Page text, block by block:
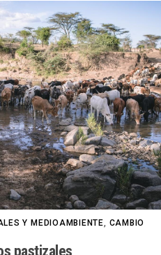
Y MEDIOAMBIENTE
CAMBIO
pastizales